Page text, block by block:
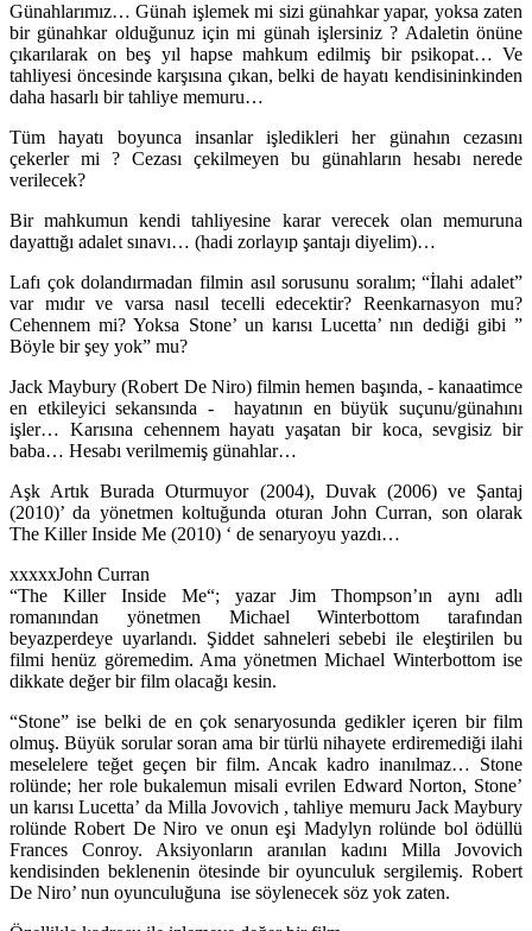
Günahlarımız… Günah işlemek mi sizi günahkar yapar, yoksa zaten
bir günahkar olduğunuz için mi günah işlersiniz ? Adaletin önüne
çıkarılarak on beş yıl hapse mahkum edilmiş bir psikopat… Ve
tahliyesi öncesinde karşısına çıkan, belki de hayatı kendisininkinden
daha hasarlı bir tahliye memuru…
Tüm hayatı boyunca insanlar işledikleri her günahın cezasını
çekerler mi ? Cezası çekilmeyen bu günahların hesabı nerede
verilecek?
Bir mahkumun kendi tahliyesine karar verecek olan memuruna
dayattığı adalet sınavı… (hadi zorlayıp şantajı diyelim)…
Lafı çok dolandırmadan filmin asıl sorusunu soralım; “İlahi adalet”
var mıdır ve varsa nasıl tecelli edecektir? Reenkarnasyon mu?
Cehennem mi? Yoksa Stone’ un karısı Lucetta’ nın dediği gibi ”
Böyle bir şey yok” mu?
Jack Maybury (Robert De Niro) filmin hemen başında, - kanaatimce
en etkileyici sekansında - hayatının en büyük suçunu/günahını
işler… Karısına cehennem hayatı yaşatan bir koca, sevgisiz bir
baba… Hesabı verilmemiş günahlar…
Aşk Artık Burada Oturmuyor (2004), Duvak (2006) ve Şantaj
(2010)’ da yönetmen koltuğunda oturan John Curran, son olarak
The Killer Inside Me (2010) ‘ de senaryoyu yazdı…
xxxxxJohn Curran
“The Killer Inside Me“; yazar Jim Thompson’ın aynı adlı
romanından yönetmen Michael Winterbottom tarafından
beyazperdeye uyarlandı. Şiddet sahneleri sebebi ile eleştirilen bu
filmi henüz göremedim. Ama yönetmen Michael Winterbottom ise
dikkate değer bir film olacağı kesin.
“Stone” ise belki de en çok senaryosunda gedikler içeren bir film
olmuş. Büyük sorular soran ama bir türlü nihayete erdiremediği ilahi
meselelere teğet geçen bir film. Ancak kadro inanılmaz… Stone
rolünde; her role bukalemun misali evrilen Edward Norton, Stone’
un karısı Lucetta’ da Milla Jovovich , tahliye memuru Jack Maybury
rolünde Robert De Niro ve onun eşi Madylyn rolünde bol ödüllü
Frances Conroy. Aksiyonların aranılan kadını Milla Jovovich
kendisinden beklenenin ötesinde bir oyunculuk sergilemiş. Robert
De Niro’ nun oyunculuğuna ise söylenecek söz yok zaten.